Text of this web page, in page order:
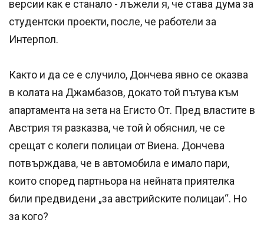
версии как е станало - лъжели я, че става дума за
студентски проекти, после, че работели за
Интерпол.
Както и да се е случило, Дончева явно се оказва
в колата на Джамбазов, докато той пътува към
апартамента на зета на Егисто От. Пред властите в
Австрия тя разказва, че той ѝ обяснил, че се
срещат с колеги полицаи от Виена. Дончева
потвърждава, че в автомобила е имало пари,
които според партньора на нейната приятелка
били предвидени „за австрийските полицаи“. Но
за кого?